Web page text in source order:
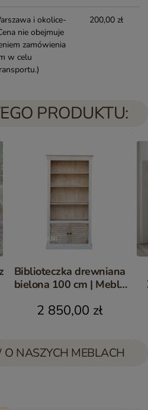
i okolice-
nie obejmuje
zamówienia
w celu
200,00 zł
PRODUKTU:
Biblioteczka drewniana
bielona 100 cm | Meble
2 850,00 zł
O NASZYCH MEBLACH